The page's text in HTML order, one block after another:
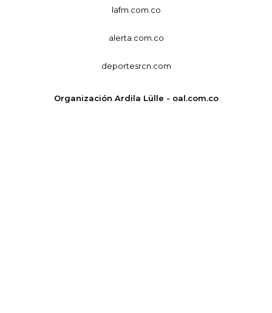
lafm.com.co
alerta.com.co
deportesrcn.com
Organización Ardila Lülle - oal.com.co